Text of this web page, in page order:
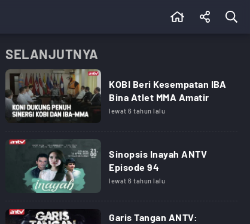
SELANJUTNYA
KOBI Beri Kesempatan IBA
Bina Atlet MMA Amatir
lewat 6 tahun lalu
Sinopsis Inayah ANTV
Episode 94
lewat 6 tahun lalu
Garis Tangan ANTV: